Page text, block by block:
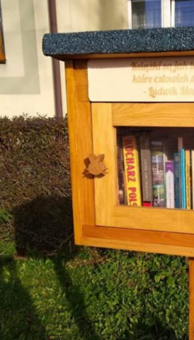
— czas zacząć mówić o